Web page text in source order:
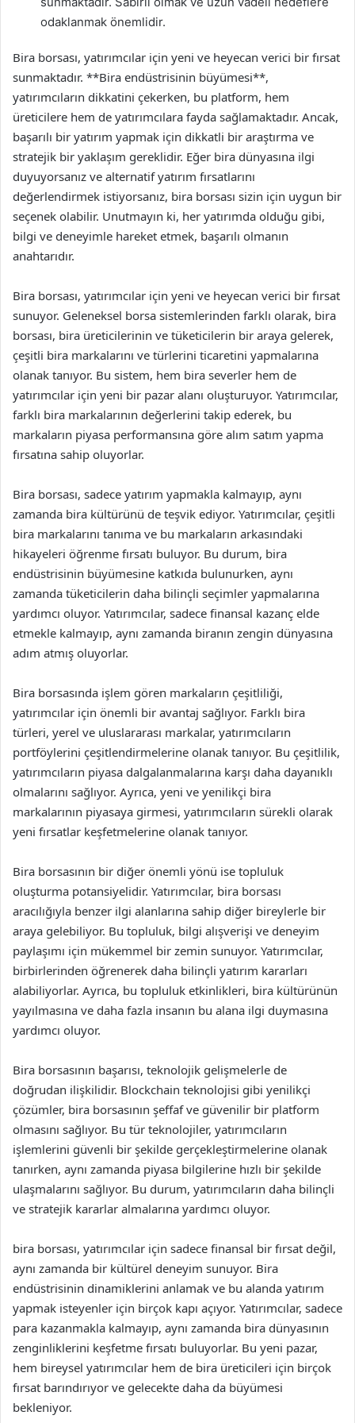
odaklanmak önemlidir.
Bira borsası, yatırımcılar için yeni ve heyecan verici bir fırsat
sunmaktadır. **Bira endüstrisinin büyümesi**,
yatırımcıların dikkatini çekerken, bu platform, hem
üreticilere hem de yatırımcılara fayda sağlamaktadır. Ancak,
başarılı bir yatırım yapmak için dikkatli bir araştırma ve
stratejik bir yaklaşım gereklidir. Eğer bira dünyasına ilgi
duyuyorsanız ve alternatif yatırım fırsatlarını
değerlendirmek istiyorsanız, bira borsası sizin için uygun bir
seçenek olabilir. Unutmayın ki, her yatırımda olduğu gibi,
bilgi ve deneyimle hareket etmek, başarılı olmanın
anahtarıdır.
Bira borsası, yatırımcılar için yeni ve heyecan verici bir fırsat
sunuyor. Geleneksel borsa sistemlerinden farklı olarak, bira
borsası, bira üreticilerinin ve tüketicilerin bir araya gelerek,
çeşitli bira markalarını ve türlerini ticaretini yapmalarına
olanak tanıyor. Bu sistem, hem bira severler hem de
yatırımcılar için yeni bir pazar alanı oluşturuyor. Yatırımcılar,
farklı bira markalarının değerlerini takip ederek, bu
markaların piyasa performansına göre alım satım yapma
fırsatına sahip oluyorlar.
Bira borsası, sadece yatırım yapmakla kalmayıp, aynı
zamanda bira kültürünü de teşvik ediyor. Yatırımcılar, çeşitli
bira markalarını tanıma ve bu markaların arkasındaki
hikayeleri öğrenme fırsatı buluyor. Bu durum, bira
endüstrisinin büyümesine katkıda bulunurken, aynı
zamanda tüketicilerin daha bilinçli seçimler yapmalarına
yardımcı oluyor. Yatırımcılar, sadece finansal kazanç elde
etmekle kalmayıp, aynı zamanda biranın zengin dünyasına
adım atmış oluyorlar.
Bira borsasında işlem gören markaların çeşitliliği,
yatırımcılar için önemli bir avantaj sağlıyor. Farklı bira
türleri, yerel ve uluslararası markalar, yatırımcıların
portföylerini çeşitlendirmelerine olanak tanıyor. Bu çeşitlilik,
yatırımcıların piyasa dalgalanmalarına karşı daha dayanıklı
olmalarını sağlıyor. Ayrıca, yeni ve yenilikçi bira
markalarının piyasaya girmesi, yatırımcıların sürekli olarak
yeni fırsatlar keşfetmelerine olanak tanıyor.
Bira borsasının bir diğer önemli yönü ise topluluk
oluşturma potansiyelidir. Yatırımcılar, bira borsası
aracılığıyla benzer ilgi alanlarına sahip diğer bireylerle bir
araya gelebiliyor. Bu topluluk, bilgi alışverişi ve deneyim
paylaşımı için mükemmel bir zemin sunuyor. Yatırımcılar,
birbirlerinden öğrenerek daha bilinçli yatırım kararları
alabiliyorlar. Ayrıca, bu topluluk etkinlikleri, bira kültürünün
yayılmasına ve daha fazla insanın bu alana ilgi duymasına
yardımcı oluyor.
Bira borsasının başarısı, teknolojik gelişmelerle de
doğrudan ilişkilidir. Blockchain teknolojisi gibi yenilikçi
çözümler, bira borsasının şeffaf ve güvenilir bir platform
olmasını sağlıyor. Bu tür teknolojiler, yatırımcıların
işlemlerini güvenli bir şekilde gerçekleştirmelerine olanak
tanırken, aynı zamanda piyasa bilgilerine hızlı bir şekilde
ulaşmalarını sağlıyor. Bu durum, yatırımcıların daha bilinçli
ve stratejik kararlar almalarına yardımcı oluyor.
bira borsası, yatırımcılar için sadece finansal bir fırsat değil,
aynı zamanda bir kültürel deneyim sunuyor. Bira
endüstrisinin dinamiklerini anlamak ve bu alanda yatırım
yapmak isteyenler için birçok kapı açıyor. Yatırımcılar, sadece
para kazanmakla kalmayıp, aynı zamanda bira dünyasının
zenginliklerini keşfetme fırsatı buluyorlar. Bu yeni pazar,
hem bireysel yatırımcılar hem de bira üreticileri için birçok
fırsat barındırıyor ve gelecekte daha da büyümesi
bekleniyor.